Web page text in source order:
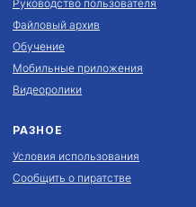
Руководство пользователя
Файловый архив
Обучение
Мобильные приложения
Видеоролики
РАЗНОЕ
Условия использования
Сообщить о пиратстве